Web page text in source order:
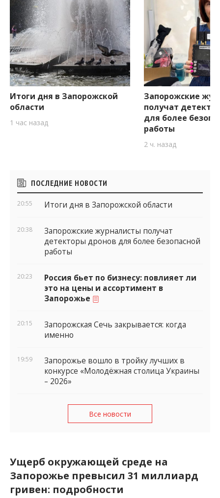
Итоги дня в Запорожской
области
1 час назад
Запорожские
получат
для более
работы
2 ч. назад
Боковые
виджеты
ПОСЛЕДНИЕ НОВОСТИ
20:55 Итоги дня в Запорожской области
20:38
Запорожские журналисты получат
детекторы дронов для более безопасной
работы
20:23
Россия бьет по бизнесу: повлияет ли
это на цены и ассортимент в
Запорожье
20:15
Запорожская Сечь закрывается: когда
именно
19:59
Запорожье вошло в тройку лучших в
конкурсе «Молодёжная столица Украины
– 2026»
Все новости
Ущерб окружающей среде на
Запорожье превысил 31 миллиард
гривен: подробности